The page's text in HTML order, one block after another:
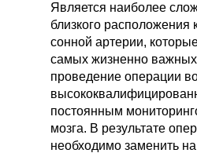
Является наиболее
близкого расположения
сонной артерии,
самых жизненно
проведение операции
постоянным
мозга. В результате
необходимо заменить